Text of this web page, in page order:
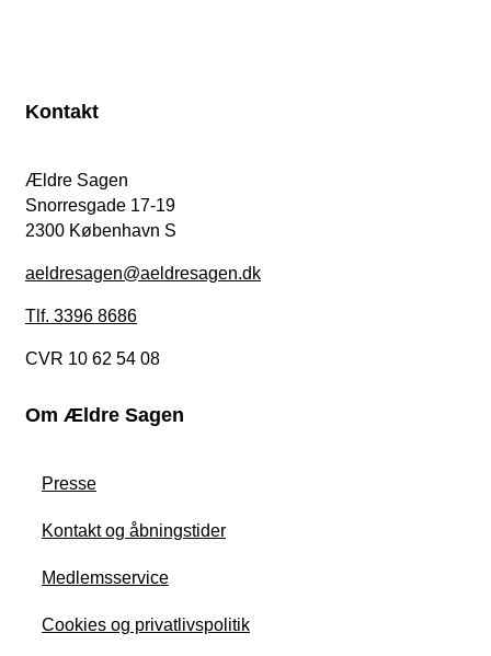
Kontakt
Ældre Sagen
Snorresgade 17-19
2300 København S
aeldresagen@aeldresagen.dk
Tlf. 3396 8686
CVR 10 62 54 08
Om Ældre Sagen
Presse
Kontakt og åbningstider
Medlemsservice
Cookies og privatlivspolitik